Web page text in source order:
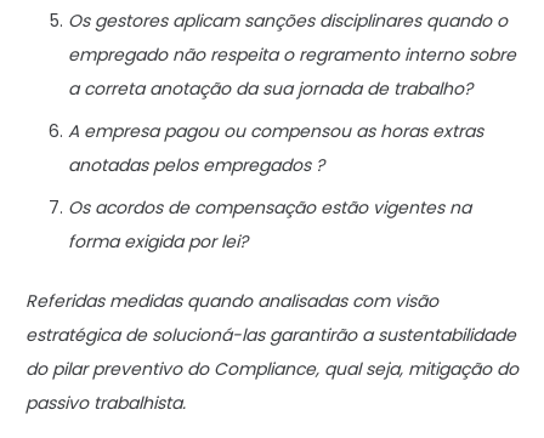
Os gestores aplicam sanções disciplinares quando o
empregado não respeita o regramento interno sobre
a correta anotação da sua jornada de trabalho?
A empresa pagou ou compensou as horas extras
anotadas pelos empregados ?
Os acordos de compensação estão vigentes na
forma exigida por lei?
Referidas medidas quando analisadas com visão
estratégica de solucioná-las garantirão a sustentabilidade
do pilar preventivo do Compliance, qual seja, mitigação do
passivo trabalhista.